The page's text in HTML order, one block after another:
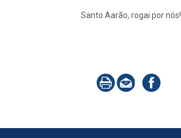
Santo Aarão, rogai por nós!